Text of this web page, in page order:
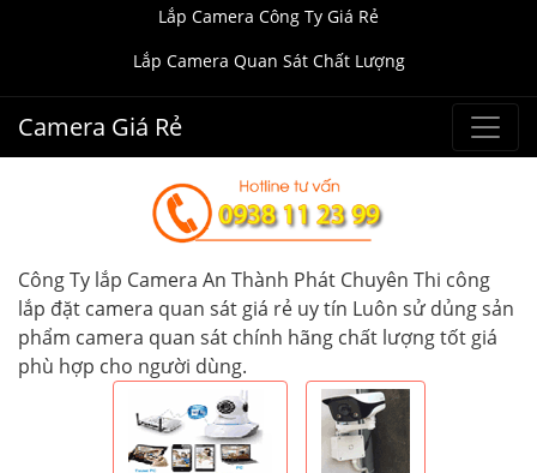
Lắp Camera Công Ty Giá Rẻ
Lắp Camera Quan Sát Chất Lượng
Camera Giá Rẻ
Công Ty lắp Camera An Thành Phát Chuyên Thi công
lắp đặt camera quan sát giá rẻ uy tín Luôn sử dủng sản
phẩm camera quan sát chính hãng chất lượng tốt giá
phù hợp cho người dùng.